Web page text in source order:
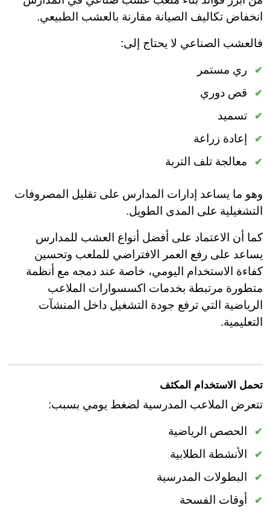
انخفاض تكاليف الصيانة مقارنة بالعشب الطبيعي.
فالعشب الصناعي لا يحتاج إلى:
ري مستمر
قص دوري
تسميد
إعادة زراعة
معالجة تلف التربة
وهو ما يساعد إدارات المدارس على تقليل المصروفات
التشغيلية على المدى الطويل.
كما أن الاعتماد على أفضل أنواع العشب للمدارس
يساعد على رفع العمر الافتراضي للملعب وتحسين
كفاءة الاستخدام اليومي، خاصة عند دمجه مع أنظمة
متطورة مرتبطة بخدمات اكسسوارات الملاعب
الرياضية التي ترفع جودة التشغيل داخل المنشآت
التعليمية.
تحمل الاستخدام المكثف
تتعرض الملاعب المدرسية لضغط يومي بسبب:
الحصص الرياضية
الأنشطة الطلابية
البطولات المدرسية
أوقات الفسحة